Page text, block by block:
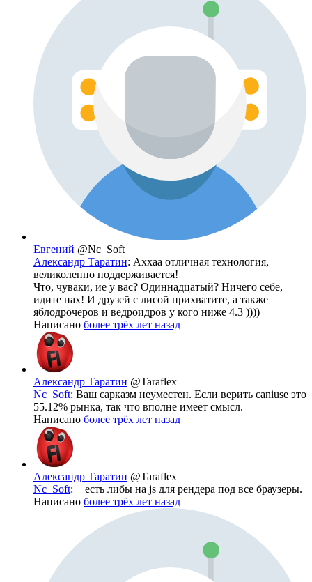
Евгений @Nc_Soft
Александр Таратин: Аххаа отличная технология,
великолепно поддерживается!
Что, чуваки, ие у вас? Одиннадцатый? Ничего себе,
идите нах! И друзей с лисой прихватите, а также
яблодрочеров и ведроидров у кого ниже 4.3 ))))
Написано более трёх лет назад
Александр Таратин @Taraflex
Nc_Soft: Ваш сарказм неуместен. Если верить caniuse это
55.12% рынка, так что вполне имеет смысл.
Написано более трёх лет назад
Александр Таратин @Taraflex
Nc_Soft: + есть либы на js для рендера под все браузеры.
Написано более трёх лет назад